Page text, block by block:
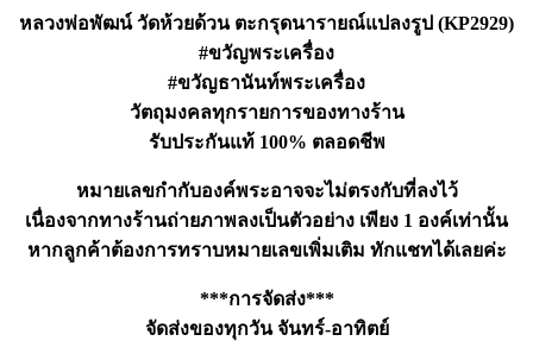
(KP2929)
หลวงพ่อพัฒน์ วัดห้วยด้วน ตะกรุดนารายณ์แปลงรูป (KP2929)
#ขวัญพระเครื่อง
#ขวัญธานันท์พระเครื่อง
วัตถุมงคลทุกรายการของทางร้าน
รับประกันแท้ 100% ตลอดชีพ
หมายเลขกำกับองค์พระอาจจะไม่ตรงกับที่ลงไว้
เนื่องจากทางร้านถ่ายภาพลงเป็นตัวอย่าง เพียง 1 องค์เท่านั้น
หากลูกค้าต้องการทราบหมายเลขเพิ่มเติม ทักแชทได้เลยค่ะ
***การจัดส่ง***
จัดส่งของทุกวัน จันทร์-อาทิตย์